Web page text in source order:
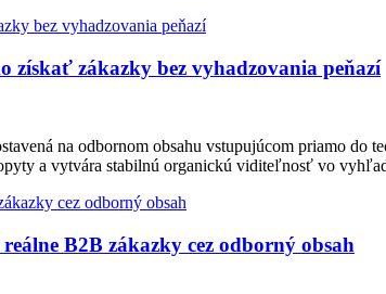
získať zákazky bez vyhadzovania peňazí
na odbornom obsahu vstupujúcom priamo
a vytvára stabilnú organickú viditeľnosť vo
B2B zákazky cez odborný obsah